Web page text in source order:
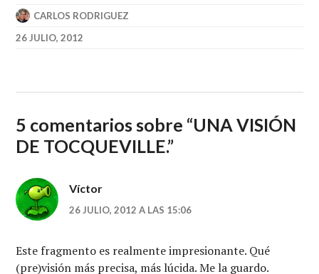
CARLOS RODRIGUEZ
26 JULIO, 2012
5 comentarios sobre “UNA VISIÓN
DE TOCQUEVILLE.”
Víctor
26 JULIO, 2012 A LAS 15:06
Este fragmento es realmente impresionante. Qué
(pre)visión más precisa, más lúcida. Me la guardo.